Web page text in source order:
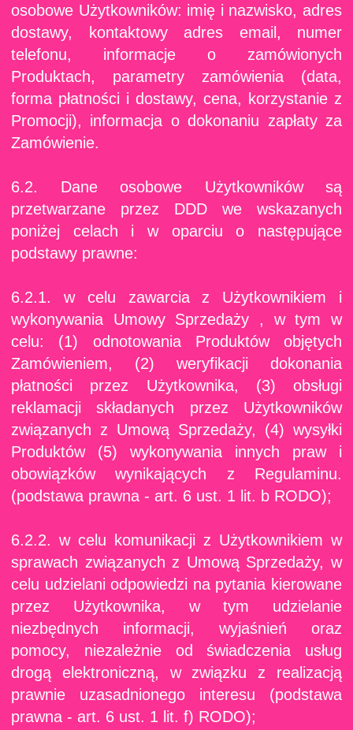
osobowe Użytkowników: imię i nazwisko, adres
dostawy, kontaktowy adres email, numer
telefonu, informacje o zamówionych
Produktach, parametry zamówienia (data,
forma płatności i dostawy, cena, korzystanie z
Promocji), informacja o dokonaniu zapłaty za
Zamówienie.
6.2. Dane osobowe Użytkowników są
przetwarzane przez DDD we wskazanych
poniżej celach i w oparciu o następujące
podstawy prawne:
6.2.1. w celu zawarcia z Użytkownikiem i
wykonywania Umowy Sprzedaży , w tym w
celu: (1) odnotowania Produktów objętych
Zamówieniem, (2) weryfikacji dokonania
płatności przez Użytkownika, (3) obsługi
reklamacji składanych przez Użytkowników
związanych z Umową Sprzedaży, (4) wysyłki
Produktów (5) wykonywania innych praw i
obowiązków wynikających z Regulaminu.
(podstawa prawna - art. 6 ust. 1 lit. b RODO);
6.2.2. w celu komunikacji z Użytkownikiem w
sprawach związanych z Umową Sprzedaży, w
celu udzielani odpowiedzi na pytania kierowane
przez Użytkownika, w tym udzielanie
niezbędnych informacji, wyjaśnień oraz
pomocy, niezależnie od świadczenia usług
drogą elektroniczną, w związku z realizacją
prawnie uzasadnionego interesu (podstawa
prawna - art. 6 ust. 1 lit. f) RODO);